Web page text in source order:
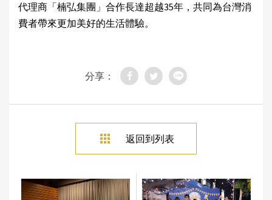
代理商「楠弘集團」合作長達超越35年，共同為台灣消
費者帶來更加美好的生活體驗。
分享：
返回到列表